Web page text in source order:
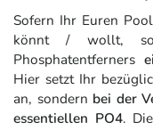
Sofern Ihr Euren
könnt / wollt, so
Phosphatentferners
Hier setzt Ihr
an, sondern bei der
essentiellen PO4.